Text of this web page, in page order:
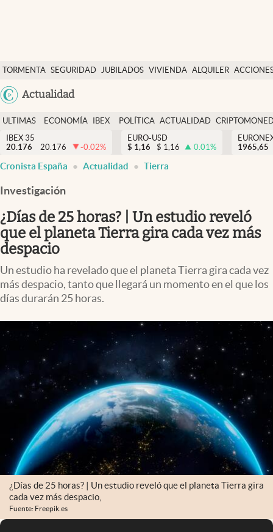
TORMENTA SEGURIDAD JUBILADOS VIVIENDA ALQUILER
USA
Actualidad
Economía y finanzas
Política
Actualidad
Criptomonedas
España
ULTIMAS
NOTICIAS
ECONOMÍA
FINANZAS
IBEX
EURO
POLÍTICA ACTUALIDAD
IBEX 35
20.176
20.176 -0.02%
EURO-USD
$ 1,16 $ 1,16 0.01%
1965,65
Cronista España Actualidad Tierra
Investigación
¿Días de 25 horas? | Un estudio reveló
que el planeta Tierra gira cada vez más
despacio
Un estudio ha revelado que el planeta Tierra gira cada vez
más despacio, tanto que llegará un momento en el que los
días durarán 25 horas.
¿Días de 25 horas? | Un estudio reveló que el planeta Tierra gira
cada vez más despacio,
Fuente: Freepik.es